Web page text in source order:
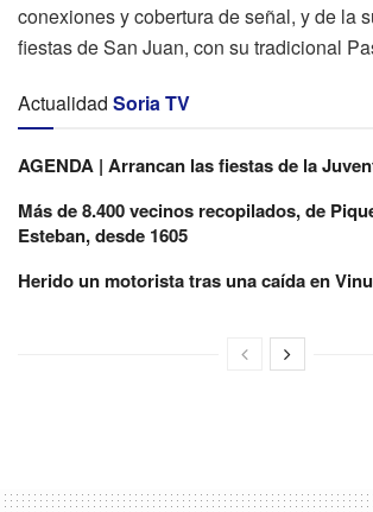
conexiones y cobertura de señal, y de la
fiestas de San Juan, con su tradicional
Actualidad Soria TV
AGENDA | Arrancan las fiestas de la
Más de 8.400 vecinos recopilados, de
Esteban, desde 1605
Herido un motorista tras una caída en